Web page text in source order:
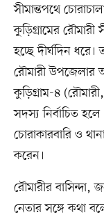
সীমান্তপথে
কুড়িগ্রামের রৌমারী
হচ্ছে দীর্ঘদিন
রৌমারী উপজেলার
কুড়িগ্রাম-৪
সদস্য নির্বাচিত
চোরাকারবারি ও
করেন।
রৌমারীর
নেতার সঙ্গে কথা